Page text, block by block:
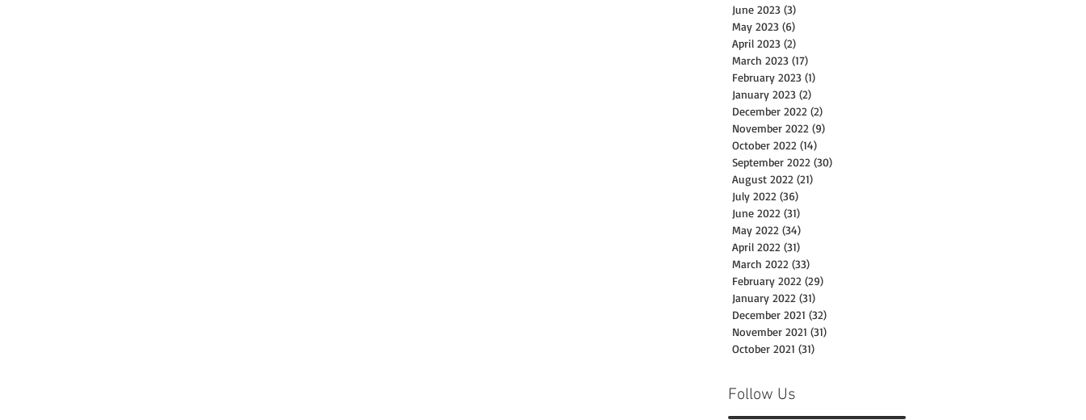
June 2023 (3)
May 2023 (6)
April 2023 (2)
March 2023 (17)
February 2023 (1)
January 2023 (2)
December 2022 (2)
November 2022 (9)
October 2022 (14)
September 2022 (30)
August 2022 (21)
July 2022 (36)
June 2022 (31)
May 2022 (34)
April 2022 (31)
March 2022 (33)
February 2022 (29)
January 2022 (31)
December 2021 (32)
November 2021 (31)
October 2021 (31)
Follow Us